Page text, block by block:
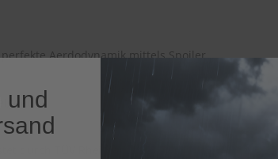
Aerdodynamik mittels Spoiler
durch TÜV Rheinland (2012)
und